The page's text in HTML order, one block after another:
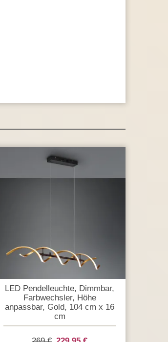
LED Pendelleuchte, Dimmbar,
Farbwechsler, Höhe
anpassbar, Gold, 104 cm x 16
cm